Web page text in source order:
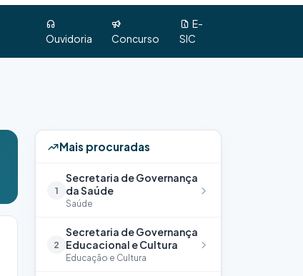
Ouvidoria Concurso
E-
SIC
Mais procuradas
1
Secretaria de Governança
da Saúde
Saúde
2
Secretaria de Governança
Educacional e Cultura
Educação e Cultura